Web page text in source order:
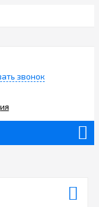
звонок